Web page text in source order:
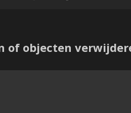
of objecten